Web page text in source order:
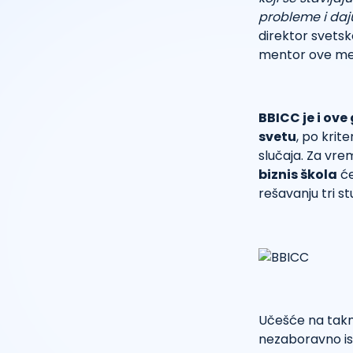
probleme i
direktor
mentor ove
BBICC je i
svetu, po
slučaja. Za
biznis škola
rešavanju tri
Učešće na
nezaboravno